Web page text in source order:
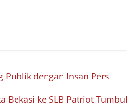
Publik dengan Insan Pers
Bekasi ke SLB Patriot